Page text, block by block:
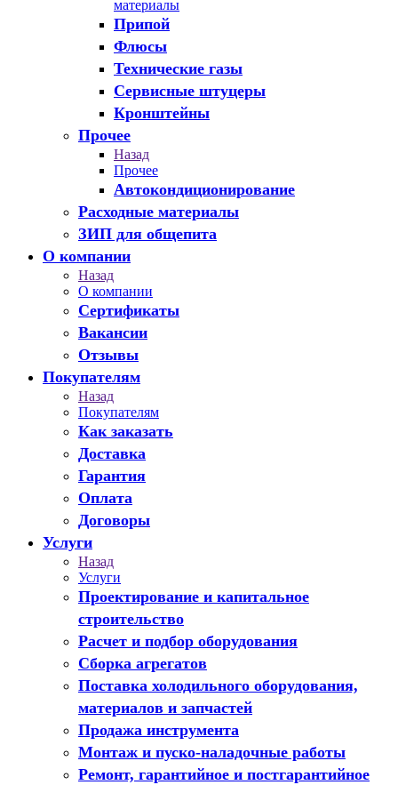
материалы
Припой
Флюсы
Технические газы
Сервисные штуцеры
Кронштейны
Прочее
Назад
Прочее
Автокондиционирование
Расходные материалы
ЗИП для общепита
О компании
Назад
О компании
Сертификаты
Вакансии
Отзывы
Покупателям
Назад
Покупателям
Как заказать
Доставка
Гарантия
Оплата
Договоры
Услуги
Назад
Услуги
Проектирование и капитальное
строительство
Расчет и подбор оборудования
Сборка агрегатов
Поставка холодильного оборудования,
материалов и запчастей
Продажа инструмента
Монтаж и пуско-наладочные работы
Ремонт, гарантийное и постгарантийное